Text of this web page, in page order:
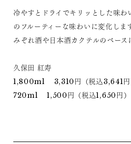
冷やすとドライでキリッとした味わ
のフルーティーな味わいに変化します
みぞれ酒や日本酒カクテルのベース
久保田 紅寿
1,800ml 3,310円（税込3,641円
720ml 1,500円（税込1,650円）